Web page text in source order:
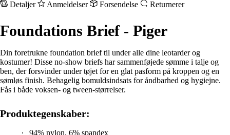
Detaljer Anmeldelser Forsendelse Returnerer
Foundations Brief - Piger
Din foretrukne foundation brief til under alle dine leotarder og
kostumer! Disse no-show briefs har sammenføjede sømme i talje og
ben, der forsvinder under tøjet for en glat pasform på kroppen og en
sømløs finish. Behagelig bomuldsindsats for åndbarhed og hygiejne.
Fås i både voksen- og tween-størrelser.
Produktegenskaber:
94% nylon, 6% spandex